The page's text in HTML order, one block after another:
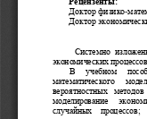
Доктор физико-
Доктор
Системно
экономических процессов.
В   учебном
математического
вероятностных
моделирование
случайных  процессов;